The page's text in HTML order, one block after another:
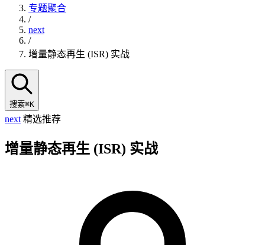
专题聚合
/
next
/
增量静态再生 (ISR) 实战
搜索⌘K
next 精选推荐
增量静态再生 (ISR) 实战